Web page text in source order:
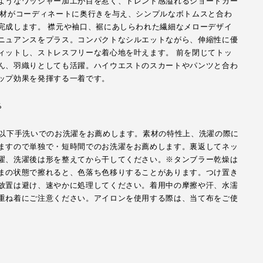
がコーディネートに奥行きを与え、シンプルなボトムスと合わ
成します。 襟元や袖口、裾にあしらわれた繊細なメローデザイ
ュアンスをプラス。コンパクトなシルエットながら、伸縮性に優
ットし、ストレスフリーな着心地を叶えます。 前を閉じてトッ
、羽織りとしても活躍。ハイウエストのスカートやパンツと合わ
効果を発揮する一着です。
手洗いでのお洗濯をお薦めします。素材の特性上、洗濯の際に
すので単独で・短時間でのお洗濯をお薦めします。裏返してネッ
、洗濯後は形を整えてから干してください。※タンブラー乾燥は
の状態で擦れると、色落ち色移りすることがあります。つけ置き
置は避け、速やかに処理してください。着用中の摩擦や汗、水濡
ね着にご注意ください。アイロンを使用する際は、当て布をご使